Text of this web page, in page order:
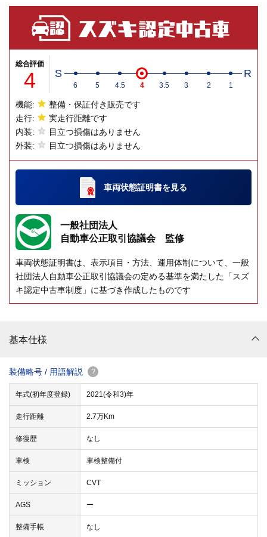
総合評価
4 S R
6 5 4.5 4 3.5 3 2 1
機能:
整備・保証付き販売です
走行:
実走行距離です
内装:
目立つ損傷はありません
外装:
目立つ損傷はありません
車両状態証明書を見る
一般社団法人
自動車公正取引協議会 監修
車両状態証明書は、表示項目・方法、運用体制について、一般
社団法人自動車公正取引協議会の定める基準を満たした「スズ
キ認定中古車制度」に基づき作成したものです
基本仕様
装備略号 / 用語解説 ?
年式(初年度登録) 2021(令和3)年
走行距離 2.7万Km
修復歴 なし
車検 車検整備付
ミッション CVT
AGS ー
整備手帳 なし